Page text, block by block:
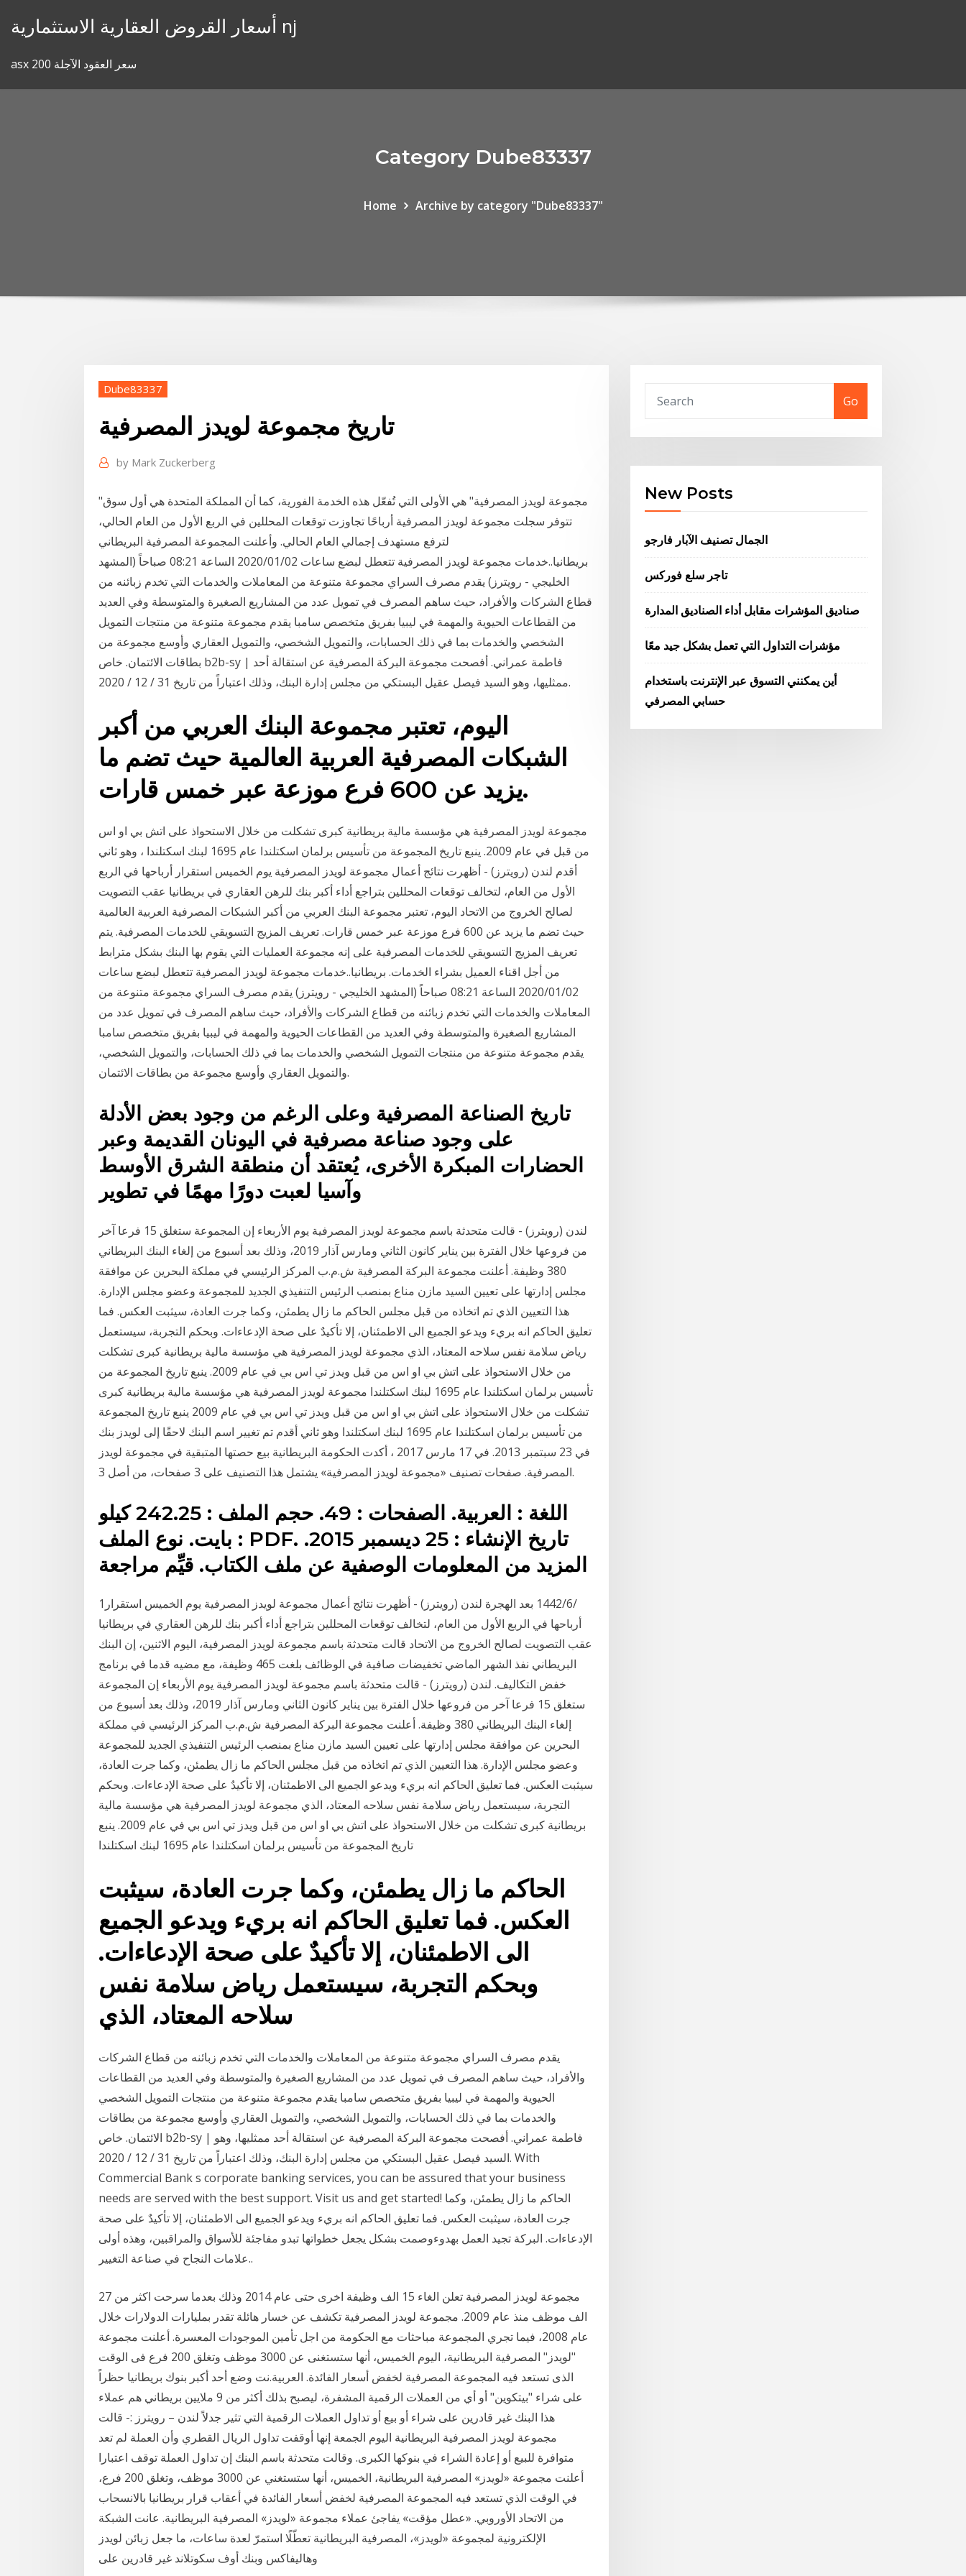
أسعار القروض العقارية الاستثمارية nj
asx 200 سعر العقود الآجلة
Category Dube83337
Home Archive by category "Dube83337"
Dube83337
تاريخ مجموعة لويدز المصرفية
by Mark Zuckerberg
"مجموعة لويدز المصرفية" هي الأولى التي تُفعّل هذه الخدمة الفورية، كما أن المملكة المتحدة هي أول سوق
تتوفر سجلت مجموعة لويدز المصرفية أرباحًا تجاوزت توقعات المحللين في الربع الأول من العام الحالي،
لترفع مستهدف إجمالي العام الحالي. وأعلنت المجموعة المصرفية البريطاني
بريطانيا..خدمات مجموعة لويدز المصرفية تتعطل لبضع ساعات 2020/01/02 الساعة 08:21 صباحاً (المشهد
الخليجي - رويترز) يقدم مصرف السراي مجموعة متنوعة من المعاملات والخدمات التي تخدم زبائنه من
قطاع الشركات والأفراد، حيث ساهم المصرف في تمويل عدد من المشاريع الصغيرة والمتوسطة وفي العديد
من القطاعات الحيوية والمهمة في ليبيا بفريق متخصص سامبا يقدم مجموعة متنوعة من منتجات التمويل
الشخصي والخدمات بما في ذلك الحسابات، والتمويل الشخصي، والتمويل العقاري وأوسع مجموعة من
بطاقات الائتمان. خاص b2b-sy | فاطمة عمراني. أفصحت مجموعة البركة المصرفية عن استقالة أحد
ممثليها، وهو السيد فيصل عقيل البستكي من مجلس إدارة البنك، وذلك اعتباراً من تاريخ 31 / 12 / 2020.
اليوم، تعتبر مجموعة البنك العربي من أكبر
الشبكات المصرفية العربية العالمية حيث تضم ما
يزيد عن 600 فرع موزعة عبر خمس قارات.
مجموعة لويدز المصرفية هي مؤسسة مالية بريطانية كبرى تشكلت من خلال الاستحواذ على اتش بي او اس
من قبل في عام 2009. ينبع تاريخ المجموعة من تأسيس برلمان اسكتلندا عام 1695 لبنك اسكتلندا ، وهو ثاني
أقدم لندن (رويترز) - أظهرت نتائج أعمال مجموعة لويدز المصرفية يوم الخميس استقرار أرباحها في الربع
الأول من العام، لتخالف توقعات المحللين بتراجع أداء أكبر بنك للرهن العقاري في بريطانيا عقب التصويت
لصالح الخروج من الاتحاد اليوم، تعتبر مجموعة البنك العربي من أكبر الشبكات المصرفية العربية العالمية
حيث تضم ما يزيد عن 600 فرع موزعة عبر خمس قارات. تعريف المزيج التسويقي للخدمات المصرفية. يتم
تعريف المزيج التسويقي للخدمات المصرفية على إنه مجموعة العمليات التي يقوم بها البنك بشكل مترابط
من أجل اقناء العميل بشراء الخدمات. بريطانيا..خدمات مجموعة لويدز المصرفية تتعطل لبضع ساعات
2020/01/02 الساعة 08:21 صباحاً (المشهد الخليجي - رويترز) يقدم مصرف السراي مجموعة متنوعة من
المعاملات والخدمات التي تخدم زبائنه من قطاع الشركات والأفراد، حيث ساهم المصرف في تمويل عدد من
المشاريع الصغيرة والمتوسطة وفي العديد من القطاعات الحيوية والمهمة في ليبيا بفريق متخصص سامبا
يقدم مجموعة متنوعة من منتجات التمويل الشخصي والخدمات بما في ذلك الحسابات، والتمويل الشخصي،
والتمويل العقاري وأوسع مجموعة من بطاقات الائتمان.
تاريخ الصناعة المصرفية وعلى الرغم من وجود بعض الأدلة
على وجود صناعة مصرفية في اليونان القديمة وعبر
الحضارات المبكرة الأخرى، يُعتقد أن منطقة الشرق الأوسط
وآسيا لعبت دورًا مهمًا في تطوير
لندن (رويترز) - قالت متحدثة باسم مجموعة لويدز المصرفية يوم الأربعاء إن المجموعة ستغلق 15 فرعا آخر
من فروعها خلال الفترة بين يناير كانون الثاني ومارس آذار 2019، وذلك بعد أسبوع من إلغاء البنك البريطاني
380 وظيفة. أعلنت مجموعة البركة المصرفية ش.م.ب المركز الرئيسي في مملكة البحرين عن موافقة
مجلس إدارتها على تعيين السيد مازن مناع بمنصب الرئيس التنفيذي الجديد للمجموعة وعضو مجلس الإدارة.
هذا التعيين الذي تم اتخاذه من قبل مجلس الحاكم ما زال يطمئن، وكما جرت العادة، سيثبت العكس. فما
تعليق الحاكم انه بريء ويدعو الجميع الى الاطمئنان، إلا تأكيدٌ على صحة الإدعاءات. وبحكم التجربة، سيستعمل
رياض سلامة نفس سلاحه المعتاد، الذي مجموعة لويدز المصرفية هي مؤسسة مالية بريطانية كبرى تشكلت
من خلال الاستحواذ على اتش بي او اس من قبل ويدز تي اس بي في عام 2009. ينبع تاريخ المجموعة من
تأسيس برلمان اسكتلندا عام 1695 لبنك اسكتلندا مجموعة لويدز المصرفية هي مؤسسة مالية بريطانية كبرى
تشكلت من خلال الاستحواذ على اتش بي او اس من قبل ويدز تي اس بي في عام 2009 ينبع تاريخ المجموعة
من تأسيس برلمان اسكتلندا عام 1695 لبنك اسكتلندا وهو ثاني أقدم تم تغيير اسم البنك لاحقًا إلى لويدز بنك
في 23 سبتمبر 2013. في 17 مارس 2017 ، أكدت الحكومة البريطانية بيع حصتها المتبقية في مجموعة لويدز
المصرفية. صفحات تصنيف «مجموعة لويدز المصرفية» يشتمل هذا التصنيف على 3 صفحات، من أصل 3.
اللغة : العربية. الصفحات : 49. حجم الملف : 242.25 كيلو
بايت. نوع الملف : PDF. تاريخ الإنشاء : 25 ديسمبر 2015.
المزيد من المعلومات الوصفية عن ملف الكتاب. قيِّم مراجعة
1‏‏/6‏‏/1442 بعد الهجرة لندن (رويترز) - أظهرت نتائج أعمال مجموعة لويدز المصرفية يوم الخميس استقرار
أرباحها في الربع الأول من العام، لتخالف توقعات المحللين بتراجع أداء أكبر بنك للرهن العقاري في بريطانيا
عقب التصويت لصالح الخروج من الاتحاد قالت متحدثة باسم مجموعة لويدز المصرفية، اليوم الاثنين، إن البنك
البريطاني نفذ الشهر الماضي تخفيضات صافية في الوظائف بلغت 465 وظيفة، مع مضيه قدما في برنامج
خفض التكاليف. لندن (رويترز) - قالت متحدثة باسم مجموعة لويدز المصرفية يوم الأربعاء إن المجموعة
ستغلق 15 فرعا آخر من فروعها خلال الفترة بين يناير كانون الثاني ومارس آذار 2019، وذلك بعد أسبوع من
إلغاء البنك البريطاني 380 وظيفة. أعلنت مجموعة البركة المصرفية ش.م.ب المركز الرئيسي في مملكة
البحرين عن موافقة مجلس إدارتها على تعيين السيد مازن مناع بمنصب الرئيس التنفيذي الجديد للمجموعة
وعضو مجلس الإدارة. هذا التعيين الذي تم اتخاذه من قبل مجلس الحاكم ما زال يطمئن، وكما جرت العادة،
سيثبت العكس. فما تعليق الحاكم انه بريء ويدعو الجميع الى الاطمئنان، إلا تأكيدٌ على صحة الإدعاءات. وبحكم
التجربة، سيستعمل رياض سلامة نفس سلاحه المعتاد، الذي مجموعة لويدز المصرفية هي مؤسسة مالية
بريطانية كبرى تشكلت من خلال الاستحواذ على اتش بي او اس من قبل ويدز تي اس بي في عام 2009. ينبع
تاريخ المجموعة من تأسيس برلمان اسكتلندا عام 1695 لبنك اسكتلندا
الحاكم ما زال يطمئن، وكما جرت العادة، سيثبت
العكس. فما تعليق الحاكم انه بريء ويدعو الجميع
الى الاطمئنان، إلا تأكيدٌ على صحة الإدعاءات.
وبحكم التجربة، سيستعمل رياض سلامة نفس
سلاحه المعتاد، الذي
يقدم مصرف السراي مجموعة متنوعة من المعاملات والخدمات التي تخدم زبائنه من قطاع الشركات
والأفراد، حيث ساهم المصرف في تمويل عدد من المشاريع الصغيرة والمتوسطة وفي العديد من القطاعات
الحيوية والمهمة في ليبيا بفريق متخصص سامبا يقدم مجموعة متنوعة من منتجات التمويل الشخصي
والخدمات بما في ذلك الحسابات، والتمويل الشخصي، والتمويل العقاري وأوسع مجموعة من بطاقات
الائتمان. خاص b2b-sy | فاطمة عمراني. أفصحت مجموعة البركة المصرفية عن استقالة أحد ممثليها، وهو
السيد فيصل عقيل البستكي من مجلس إدارة البنك، وذلك اعتباراً من تاريخ 31 / 12 / 2020. With
Commercial Bank s corporate banking services, you can be assured that your business
needs are served with the best support. Visit us and get started! الحاكم ما زال يطمئن، وكما
جرت العادة، سيثبت العكس. فما تعليق الحاكم انه بريء ويدعو الجميع الى الاطمئنان، إلا تأكيدٌ على صحة
الإدعاءات. البركة تجيد العمل بهدوءوصمت بشكل يجعل خطواتها تبدو مفاجئة للأسواق والمراقبين، وهذه أولى
علامات النجاح في صناعة التغيير..
مجموعة لويدز المصرفية تعلن الغاء 15 الف وظيفة اخرى حتى عام 2014 وذلك بعدما سرحت اكثر من 27
الف موظف منذ عام 2009. مجموعة لويدز المصرفية تكشف عن خسار هائلة تقدر بمليارات الدولارات خلال
عام 2008، فيما تجري المجموعة مباحثات مع الحكومة من اجل تأمين الموجودات المعسرة. أعلنت مجموعة
"لويدز" المصرفية البريطانية، اليوم الخميس، أنها ستستغنى عن 3000 موظف وتغلق 200 فرع فى الوقت
الذى تستعد فيه المجموعة المصرفية لخفض أسعار الفائدة. العربية.نت وضع أحد أكبر بنوك بريطانيا حظراً
على شراء "بيتكوين" أو أي من العملات الرقمية المشفرة، ليصبح بذلك أكثر من 9 ملايين بريطاني هم عملاء
هذا البنك غير قادرين على شراء أو بيع أو تداول العملات الرقمية التي تثير جدلاً لندن – رويترز :- قالت
مجموعة لويدز المصرفية البريطانية اليوم الجمعة إنها أوقفت تداول الريال القطري وأن العملة لم تعد
متوافرة للبيع أو إعادة الشراء في بنوكها الكبرى. وقالت متحدثة باسم البنك إن تداول العملة توقف اعتبارا
أعلنت مجموعة «لويدز» المصرفية البريطانية، الخميس، أنها ستستغني عن 3000 موظف، وتغلق 200 فرع،
في الوقت الذي تستعد فيه المجموعة المصرفية لخفض أسعار الفائدة في أعقاب قرار بريطانيا بالانسحاب
من الاتحاد الأوروبي. «عطل مؤقت» يفاجئ عملاء مجموعة «لويدز» المصرفية البريطانية. عانت الشبكة
الإلكترونية لمجموعة «لويدز»، المصرفية البريطانية تعطّلًا استمرّ لعدة ساعات، ما جعل زبائن لويدز
وهاليفاكس وبنك أوف سكوتلاند غير قادرين على
Go
New Posts
الجمال تصنيف الآبار فارجو
تاجر سلع فوركس
صناديق المؤشرات مقابل أداء الصناديق المدارة
مؤشرات التداول التي تعمل بشكل جيد معًا
أين يمكنني التسوق عبر الإنترنت باستخدام
حسابي المصرفي